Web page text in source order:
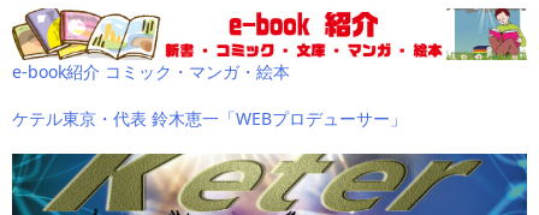
e-book紹介 コミック・マンガ・絵本
ケテル東京・代表 鈴木恵一「WEBプロデューサー」